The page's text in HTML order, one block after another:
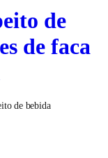
de
de faca
de bebida